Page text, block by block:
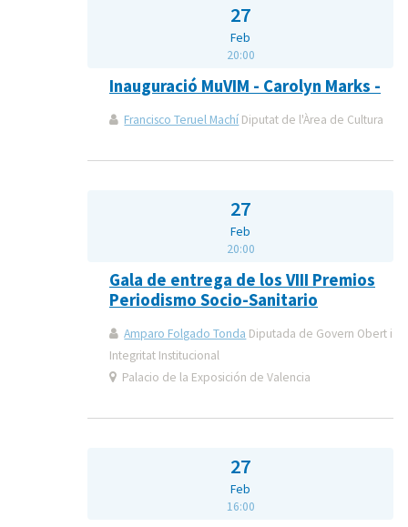
27
Feb
20:00
Inauguració MuVIM - Carolyn Marks -
Francisco Teruel Machí Diputat de l'Àrea de Cultura
27
Feb
20:00
Gala de entrega de los VIII Premios
Periodismo Socio-Sanitario
Amparo Folgado Tonda Diputada de Govern Obert i
Integritat Institucional
Palacio de la Exposición de Valencia
27
Feb
16:00